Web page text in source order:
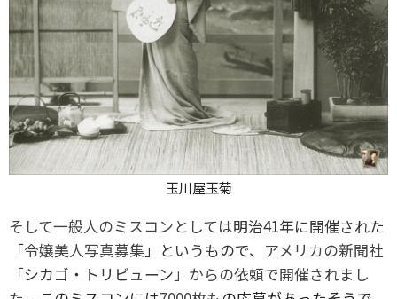
玉川屋玉菊
そして一般人のミスコンとしては明治41年に開催された
「令嬢美人写真募集 」というもので、 アメリカの新聞社
「シカゴ・トリビューン 」からの依頼で開催されまし